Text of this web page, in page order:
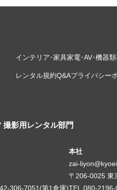
インテリア･家具家電･AV･機器類
レンタル規約Q&Aプライバシー
撮影用レンタル部門
306-7051(第1倉庫)
本社
zai-
〒206-0025 東
TEL.080-2196-